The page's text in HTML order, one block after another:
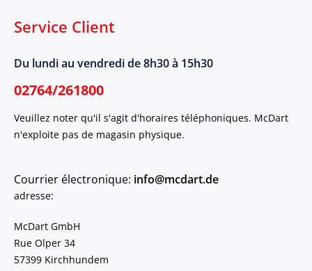
Service Client
Du lundi au vendredi de 8h30 à 15h30
02764/261800
Veuillez noter qu'il s'agit d'horaires téléphoniques. McDart
n'exploite pas de magasin physique.
Courrier électronique: info@mcdart.de
adresse:
McDart GmbH
Rue Olper 34
57399 Kirchhundem